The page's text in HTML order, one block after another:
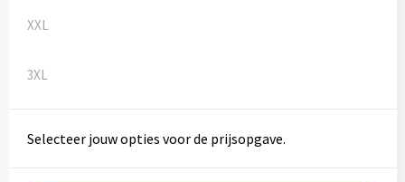
XXL
3XL
Selecteer jouw opties voor de prijsopgave.